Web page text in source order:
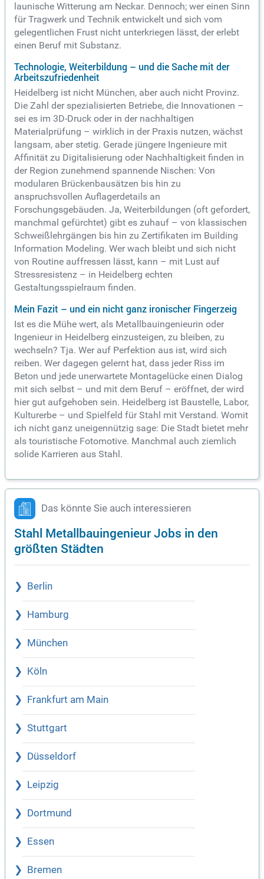
launische Witterung am Neckar. Dennoch; wer einen Sinn
für Tragwerk und Technik entwickelt und sich vom
gelegentlichen Frust nicht unterkriegen lässt, der erlebt
einen Beruf mit Substanz.
Technologie, Weiterbildung – und die Sache mit der
Arbeitszufriedenheit
Heidelberg ist nicht München, aber auch nicht Provinz.
Die Zahl der spezialisierten Betriebe, die Innovationen –
sei es im 3D-Druck oder in der nachhaltigen
Materialprüfung – wirklich in der Praxis nutzen, wächst
langsam, aber stetig. Gerade jüngere Ingenieure mit
Affinität zu Digitalisierung oder Nachhaltigkeit finden in
der Region zunehmend spannende Nischen: Von
modularen Brückenbausätzen bis hin zu
anspruchsvollen Auflagerdetails an
Forschungsgebäuden. Ja, Weiterbildungen (oft gefordert,
manchmal gefürchtet) gibt es zuhauf – von klassischen
Schweißlehrgängen bis hin zu Zertifikaten im Building
Information Modeling. Wer wach bleibt und sich nicht
von Routine auffressen lässt, kann – mit Lust auf
Stressresistenz – in Heidelberg echten
Gestaltungsspielraum finden.
Mein Fazit – und ein nicht ganz ironischer Fingerzeig
Ist es die Mühe wert, als Metallbauingenieurin oder
Ingenieur in Heidelberg einzusteigen, zu bleiben, zu
wechseln? Tja. Wer auf Perfektion aus ist, wird sich
reiben. Wer dagegen gelernt hat, dass jeder Riss im
Beton und jede unerwartete Montagelücke einen Dialog
mit sich selbst – und mit dem Beruf – eröffnet, der wird
hier gut aufgehoben sein. Heidelberg ist Baustelle, Labor,
Kulturerbe – und Spielfeld für Stahl mit Verstand. Womit
ich nicht ganz uneigennützig sage: Die Stadt bietet mehr
als touristische Fotomotive. Manchmal auch ziemlich
solide Karrieren aus Stahl.
Das könnte Sie auch interessieren
Stahl Metallbauingenieur Jobs in den
größten Städten
Berlin
Hamburg
München
Köln
Frankfurt am Main
Stuttgart
Düsseldorf
Leipzig
Dortmund
Essen
Bremen